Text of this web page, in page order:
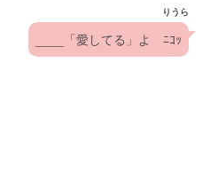
りうら
____「愛してる」よ　ﾆｺｯ